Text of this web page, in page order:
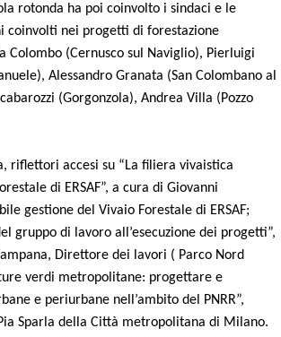
rotonda ha poi coinvolto i sindaci e le
coinvolti nei progetti di forestazione
Colombo (Cernusco sul Naviglio), Pierluigi
Alessandro Granata (San Colombano al
(Gorgonzola), Andrea Villa (Pozzo
riflettori accesi su “La filiera vivaistica
di ERSAF”, a cura di Giovanni
gestione del Vivaio Forestale di ERSAF;
gruppo di lavoro all’esecuzione dei progetti”,
Direttore dei lavori ( Parco Nord
verdi metropolitane: progettare e
e periurbane nell’ambito del PNRR”,
Sparla della Città metropolitana di Milano.